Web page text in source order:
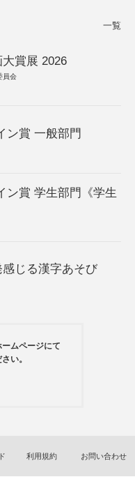
一覧
賞展 2026
員会
ン賞 一般部門
ン賞 学生部門《学生
じる漢字あそび
ムページにて
い。
利用規約 お問い合わせ